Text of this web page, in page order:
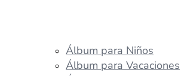
Álbum para Niños
Álbum para Vacaciones